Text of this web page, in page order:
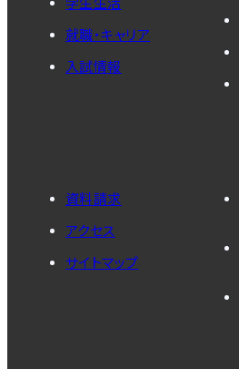
学生生活
就職・キャリア
入試情報
資料請求
アクセス
サイトマップ